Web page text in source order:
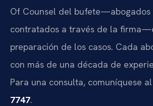
Of Counsel del bufete—abogados
contratados a través de la
preparación de los casos. Cada
con más de una década de
Para una consulta, comuníquese al
7747.